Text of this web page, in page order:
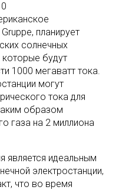
планирует
солнечных
которые будут
1000 мегаватт тока.
могут
тока для
образом
газа на 2 миллиона
является идеальным
электростанции,
что во время